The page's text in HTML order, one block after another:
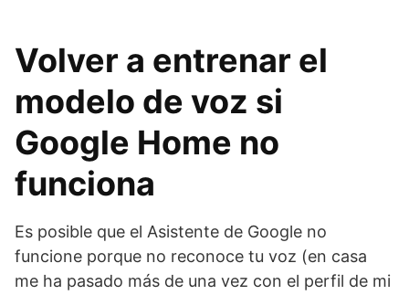
Volver a entrenar el
modelo de voz si
Google Home no
funciona
Es posible que el Asistente de Google no
funcione porque no reconoce tu voz (en casa
me ha pasado más de una vez con el perfil de mi